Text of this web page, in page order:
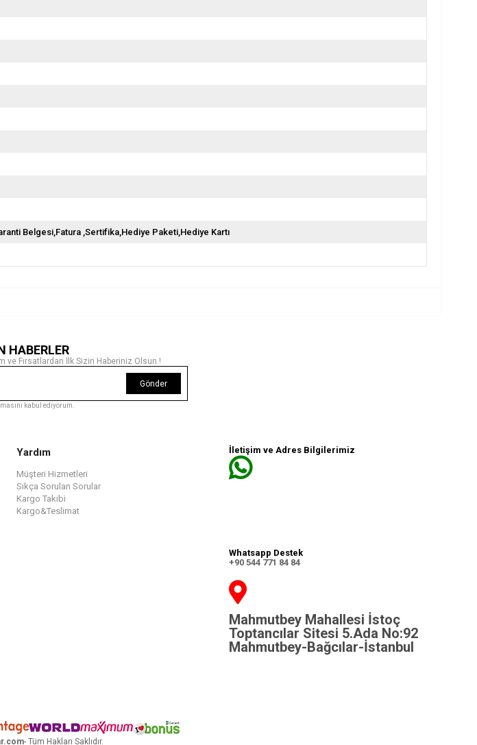
Belgesi,Fatura ,Sertifika,Hediye Paketi,Hediye Kartı
HABERLER
ve Fırsatlardan İlk Sizin Haberiniz Olsun !
Gönder
kabul ediyorum.
Yardım
Müşteri Hizmetleri
Sıkça Sorulan Sorular
Kargo Takibi
Kargo&Teslimat
İletişim ve Adres Bilgilerimiz
Whatsapp Destek
+90 544 771 84 84
Mahmutbey Mahallesi İstoç
Toptancılar Sitesi 5.Ada No:92
Mahmutbey-Bağcılar-İstanbul
- Tüm Hakları Saklıdır.